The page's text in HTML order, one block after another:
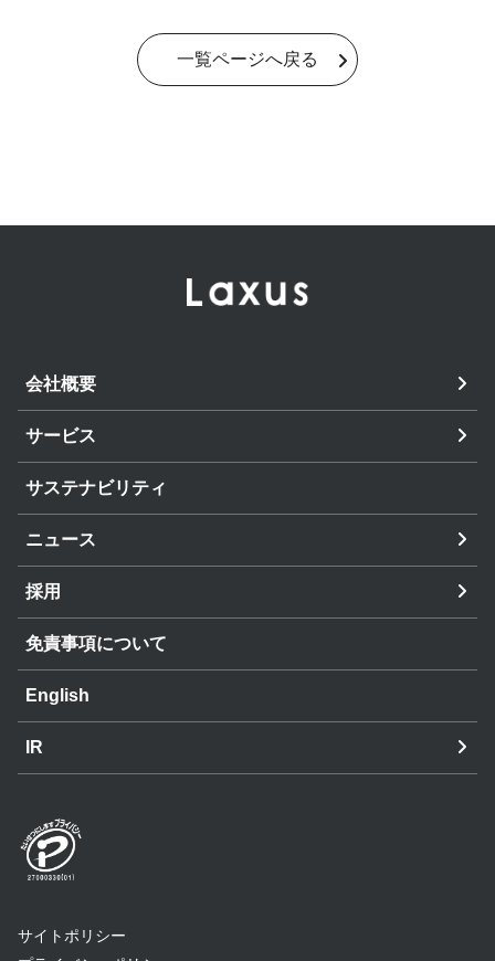
一覧ページへ戻る
会社概要
サービス
サステナビリティ
ニュース
採用
免責事項について
English
IR
サイトポリシー